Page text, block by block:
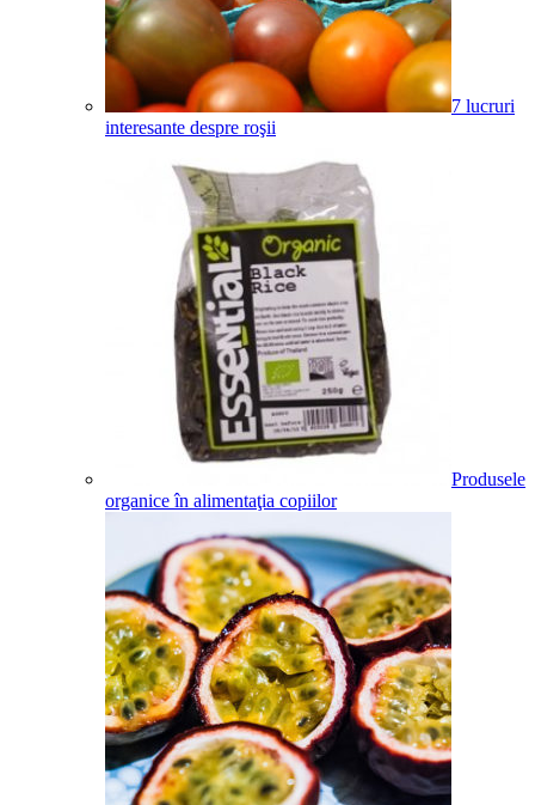
7 lucruri
interesante despre roşii
Produsele
organice în alimentaţia copiilor